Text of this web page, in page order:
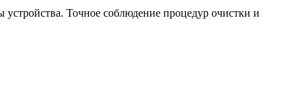
Точное соблюдение процедур очистки и